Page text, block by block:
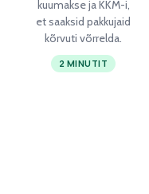
kuumakse ja KKM-i,
et saaksid pakkujaid
kõrvuti võrrelda.
2 MINUTIT